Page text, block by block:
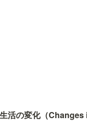
活の変化（